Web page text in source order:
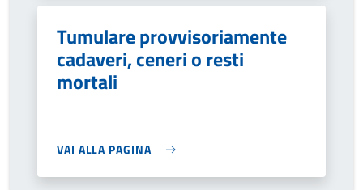
Tumulare provvisoriamente
cadaveri, ceneri o resti
mortali
VAI ALLA PAGINA